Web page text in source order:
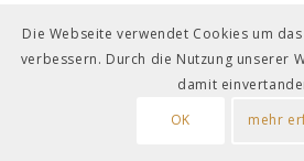
Auszeichnung handwerk + form 2009
Die Webseite verwendet Cookies um
verbessern. Durch die Nutzung unserer
damit
OK
mehr